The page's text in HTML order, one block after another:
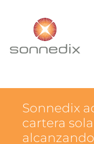
Sonnedix
cartera